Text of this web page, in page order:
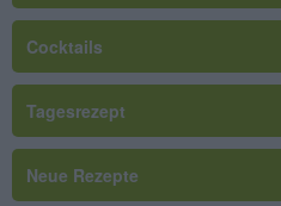
Cocktails
Tagesrezept
Neue Rezepte